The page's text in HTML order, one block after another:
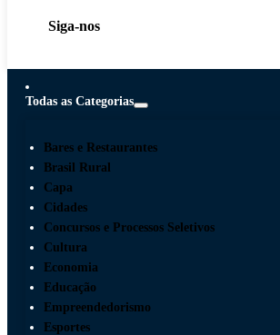
Siga-nos
Todas as Categorias
Bares e Restaurantes
Brasil Rural
Capa
Cidades
Concursos e Processos Seletivos
Cultura
Economia
Educação
Empreendedorismo
Esportes